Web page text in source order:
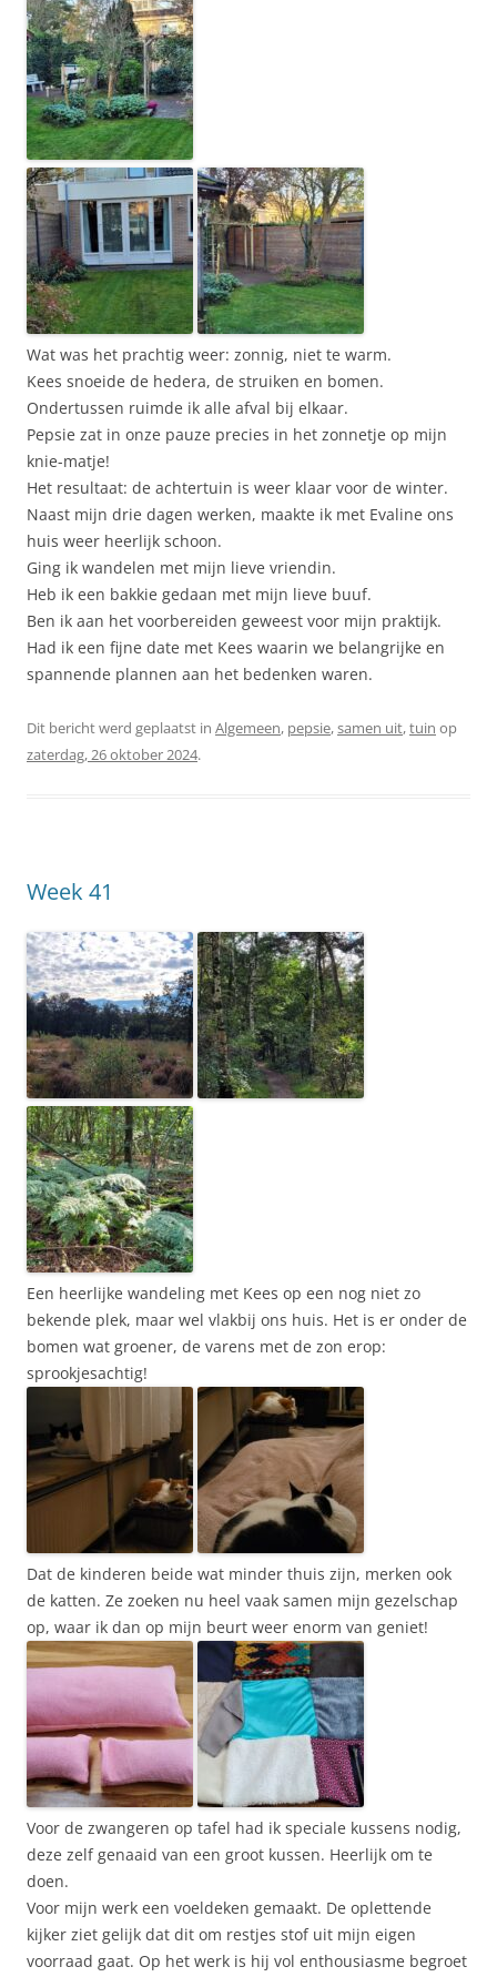
Wat was het prachtig weer: zonnig, niet te warm.
Kees snoeide de hedera, de struiken en bomen.
Ondertussen ruimde ik alle afval bij elkaar.
Pepsie zat in onze pauze precies in het zonnetje op mijn
knie-matje!
Het resultaat: de achtertuin is weer klaar voor de winter.
Naast mijn drie dagen werken, maakte ik met Evaline ons
huis weer heerlijk schoon.
Ging ik wandelen met mijn lieve vriendin.
Heb ik een bakkie gedaan met mijn lieve buuf.
Ben ik aan het voorbereiden geweest voor mijn praktijk.
Had ik een fijne date met Kees waarin we belangrijke en
spannende plannen aan het bedenken waren.
Dit bericht werd geplaatst in Algemeen, pepsie,samen uit,tuin op
zaterdag, 26 oktober 2024.
Week 41
Een heerlijke wandeling met Kees op een nog niet zo
bekende plek, maar wel vlakbij ons huis. Het is er onder de
bomen wat groener, de varens met de zon erop:
sprookjesachtig!
Dat de kinderen beide wat minder thuis zijn, merken ook
de katten. Ze zoeken nu heel vaak samen mijn gezelschap
op, waar ik dan op mijn beurt weer enorm van geniet!
Voor de zwangeren op tafel had ik speciale kussens nodig,
deze zelf genaaid van een groot kussen. Heerlijk om te
doen.
Voor mijn werk een voeldeken gemaakt. De oplettende
kijker ziet gelijk dat dit om restjes stof uit mijn eigen
voorraad gaat. Op het werk is hij vol enthousiasme begroet